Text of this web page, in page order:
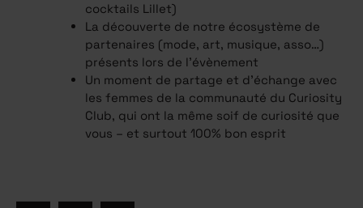
cocktails Lillet)
La découverte de notre écosystème de
partenaires (mode, art, musique, asso…)
présents lors de l’évènement
Un moment de partage et d’échange avec
les femmes de la communauté du Curiosity
Club, qui ont la même soif de curiosité que
vous – et surtout 100% bon esprit